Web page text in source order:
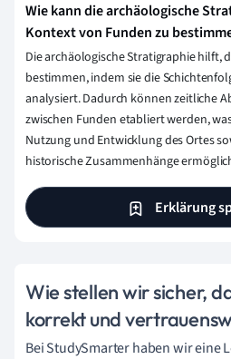
Wie kann die archäologische
Kontext von Funden zu
Die archäologische Stratigraphie hilft,
bestimmen, indem sie die
analysiert. Dadurch können zeitliche
zwischen Funden etabliert werden,
Nutzung und Entwicklung des Ortes
historische Zusammenhänge
Erklärung
Wie stellen wir sicher,
korrekt und
Bei StudySmarter haben wir eine